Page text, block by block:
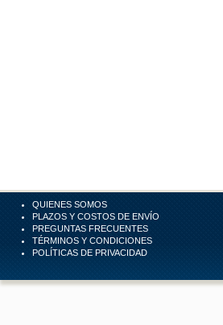
QUIENES SOMOS
PLAZOS Y COSTOS DE ENVÍO
PREGUNTAS FRECUENTES
TÉRMINOS Y CONDICIONES
POLÍTICAS DE PRIVACIDAD